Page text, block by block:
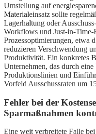
Umstellung auf
Materialeinsatz sollte
Lagerhaltung oder
Workflows und Just-in-
Prozessoptimierungen, etwa
reduzieren Verschwendung
Produktivität. Ein konkretes
Unternehmen, das durch
Produktionslinien und
Vorfeld Ausschussraten um
Fehler bei der
Sparmaßnahmen
Eine weit verbreitete Falle